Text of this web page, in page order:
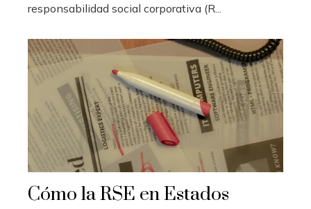
responsabilidad social corporativa (R...
Cómo la RSE en Estados